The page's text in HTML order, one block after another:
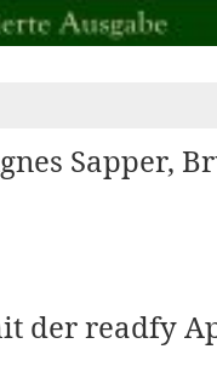
Sapper,
der readfy